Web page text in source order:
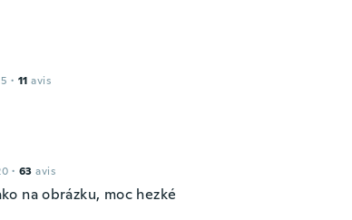
· 11 avis
· 63 avis
na obrázku, moc hezké